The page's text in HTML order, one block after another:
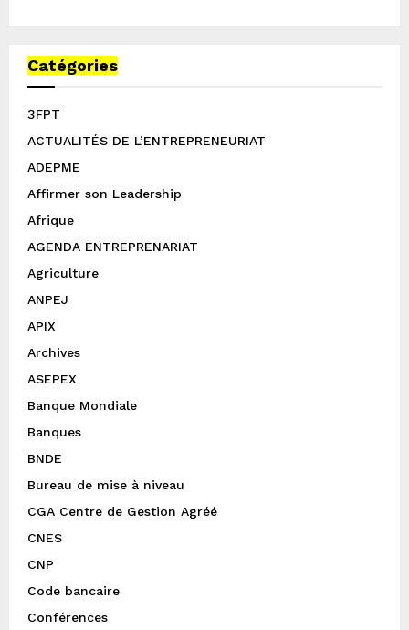
Catégories
3FPT
ACTUALITÉS DE L’ENTREPRENEURIAT
ADEPME
Affirmer son Leadership
Afrique
AGENDA ENTREPRENARIAT
Agriculture
ANPEJ
APIX
Archives
ASEPEX
Banque Mondiale
Banques
BNDE
Bureau de mise à niveau
CGA Centre de Gestion Agréé
CNES
CNP
Code bancaire
Conférences